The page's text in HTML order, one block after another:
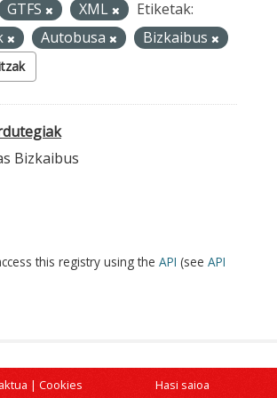
GTFS XML
Etiketak:
Autobusa Bizkaibus
Bizkaibus
this registry using the API (see API
| Cookies Hasi saioa